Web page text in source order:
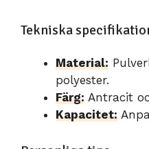
Tekniska
Material:
polyester.
Färg: Antracit
Kapacitet: